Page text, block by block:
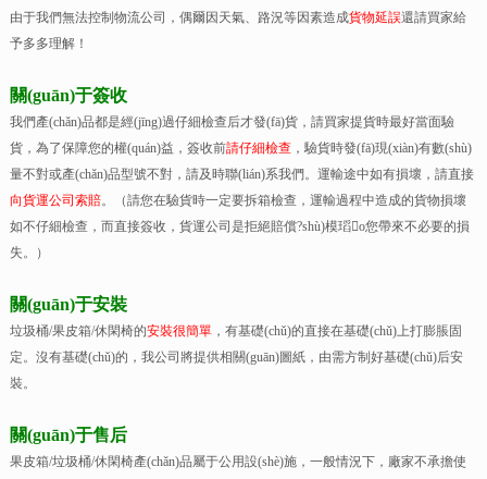
由于我們無法控制物流公司，偶爾因天氣、路況等因素造成貨物延誤還請買家給
予多多理解！
關(guān)于簽收
我們產(chǎn)品都是經(jīng)過仔細檢查后才發(fā)貨，請買家提貨時最好當面驗
貨，為了保障您的權(quán)益，簽收前請仔細檢查，驗貨時發(fā)現(xiàn)有數(shù)
量不對或產(chǎn)品型號不對，請及時聯(lián)系我們。運輸途中如有損壞，請直接
向貨運公司索賠。（請您在驗貨時一定要拆箱檢查，運輸過程中造成的貨物損壞
如不仔細檢查，而直接簽收，貨運公司是拒絕賠償?shù)模瑫o您帶來不必要的損
失。）
關(guān)于安裝
垃圾桶/果皮箱/休閑椅的安裝很簡單，有基礎(chǔ)的直接在基礎(chǔ)上打膨脹固
定。沒有基礎(chǔ)的，我公司將提供相關(guān)圖紙，由需方制好基礎(chǔ)后安
裝。
關(guān)于售后
果皮箱/垃圾桶/休閑椅產(chǎn)品屬于公用設(shè)施，一般情況下，廠家不承擔使